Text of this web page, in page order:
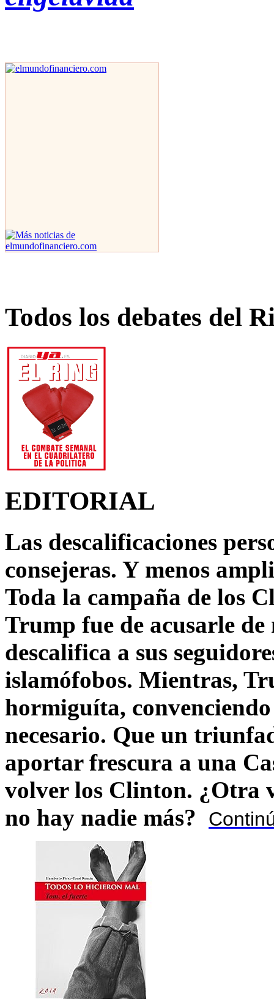
Todos los debates del
EDITORIAL
Las descalificaciones
consejeras. Y menos
Toda la campaña de los
Trump fue de acusarle
descalifica a sus
islamófobos. Mientras,
hormiguíta,
necesario. Que un
aportar frescura a una
volver los Clinton. ¿Otra
no hay nadie más?